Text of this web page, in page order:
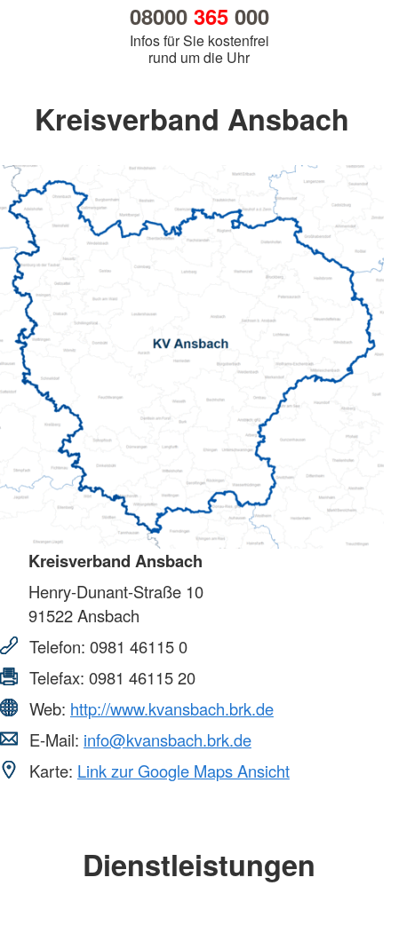
08000 365000
Infos für Sie kostenfrei
rund um die Uhr
Kreisverband Ansbach
Kreisverband Ansbach
Henry-Dunant-Straße 10
91522Ansbach
Telefon: 0981 46115 0
Telefax: 0981 46115 20
Web: http://www.kvansbach.brk.de
E-Mail: info@kvansbach.brk.de
Karte: Link zur Google Maps Ansicht
Dienstleistungen